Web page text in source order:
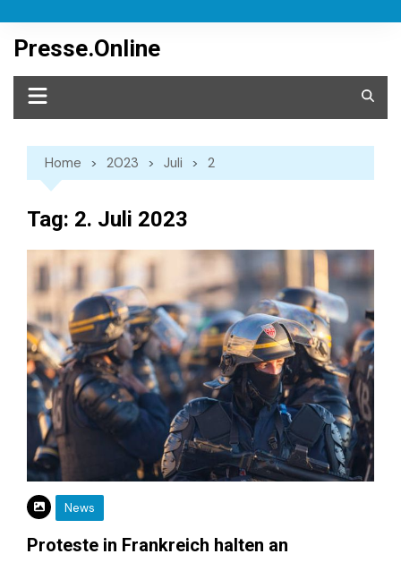
content
Presse.Online
Home 2023 Juli 2
Tag: 2. Juli 2023
News
Proteste in Frankreich halten an